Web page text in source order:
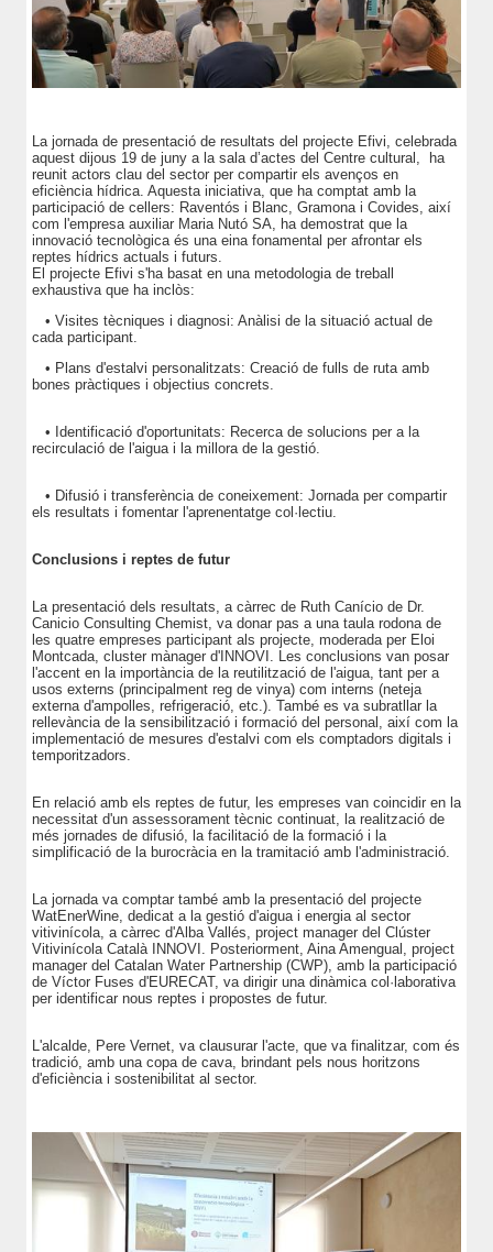
La jornada de presentació de resultats del projecte Efivi, celebrada
aquest dijous 19 de juny a la sala d’actes del Centre cultural, ha
reunit actors clau del sector per compartir els avenços en
eficiència hídrica. Aquesta iniciativa, que ha comptat amb la
participació de cellers: Raventós i Blanc, Gramona i Covides, així
com l'empresa auxiliar Maria Nutó SA, ha demostrat que la
innovació tecnològica és una eina fonamental per afrontar els
reptes hídrics actuals i futurs.
El projecte Efivi s'ha basat en una metodologia de treball
exhaustiva que ha inclòs:
• Visites tècniques i diagnosi: Anàlisi de la situació actual de
cada participant.
• Plans d'estalvi personalitzats: Creació de fulls de ruta amb
bones pràctiques i objectius concrets.
• Identificació d'oportunitats: Recerca de solucions per a la
recirculació de l'aigua i la millora de la gestió.
• Difusió i transferència de coneixement: Jornada per compartir
els resultats i fomentar l'aprenentatge col·lectiu.
Conclusions i reptes de futur
La presentació dels resultats, a càrrec de Ruth Canício de Dr.
Canicio Consulting Chemist, va donar pas a una taula rodona de
les quatre empreses participant als projecte, moderada per Eloi
Montcada, cluster mànager d'INNOVI. Les conclusions van posar
l'accent en la importància de la reutilització de l'aigua, tant per a
usos externs (principalment reg de vinya) com interns (neteja
externa d'ampolles, refrigeració, etc.). També es va subratllar la
rellevància de la sensibilització i formació del personal, així com la
implementació de mesures d'estalvi com els comptadors digitals i
temporitzadors.
En relació amb els reptes de futur, les empreses van coincidir en la
necessitat d'un assessorament tècnic continuat, la realització de
més jornades de difusió, la facilitació de la formació i la
simplificació de la burocràcia en la tramitació amb l'administració.
La jornada va comptar també amb la presentació del projecte
WatEnerWine, dedicat a la gestió d'aigua i energia al sector
vitivinícola, a càrrec d'Alba Vallés, project manager del Clúster
Vitivinícola Català INNOVI. Posteriorment, Aina Amengual, project
manager del Catalan Water Partnership (CWP), amb la participació
de Víctor Fuses d'EURECAT, va dirigir una dinàmica col·laborativa
per identificar nous reptes i propostes de futur.
L'alcalde, Pere Vernet, va clausurar l'acte, que va finalitzar, com és
tradició, amb una copa de cava, brindant pels nous horitzons
d'eficiència i sostenibilitat al sector.